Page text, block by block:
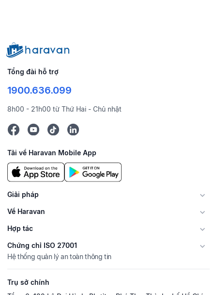
Tổng đài hỗ trợ
1900.636.099
8h00 - 21h00 từ Thứ Hai - Chủ nhật
Tải về Haravan Mobile App
Giải pháp
Về Haravan
Hợp tác
Chứng chỉ ISO 27001
Hệ thống quản lý an toàn thông tin
Trụ sở chính